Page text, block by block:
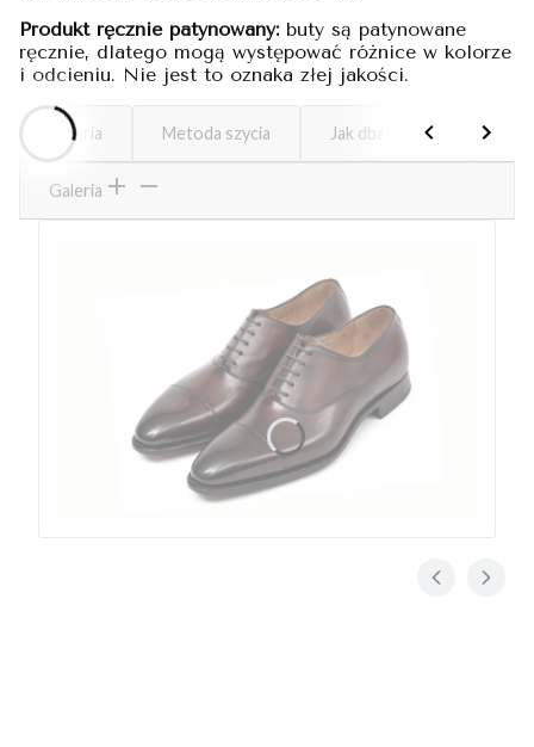
Produkt ręcznie patynowany:buty są patynowane
ręcznie, dlatego mogą występować różnice w kolorze
i odcieniu. Nie jest to oznaka złej jakości.
Galeria Metoda szycia Jak dbać o buty
Galeria